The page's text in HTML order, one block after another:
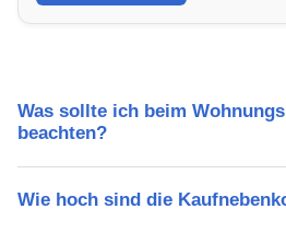
Freizeitmöglichkeiten und
Was sollte ich beim
beachten?
Wie hoch sind die